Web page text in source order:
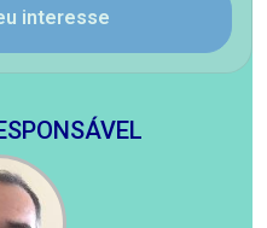
interesse